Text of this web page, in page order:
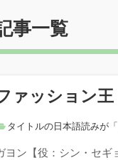
事一覧
ァッション王
タイトルの日本語読みが
ヨン【役：シン・セギ